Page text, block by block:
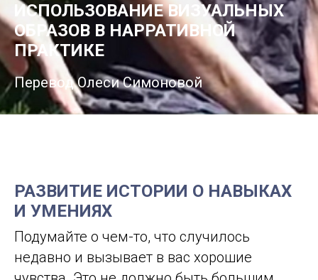
ИСПОЛЬЗОВАНИЕ ВИЗУАЛЬНЫХ
ОБРАЗОВ В НАРРАТИВНОЙ
ПРАКТИКЕ
Перевод Олеси Симоновой
РАЗВИТИЕ ИСТОРИИ О НАВЫКАХ
И УМЕНИЯХ
Подумайте о чем-то, что случилось
недавно и вызывает в вас хорошие